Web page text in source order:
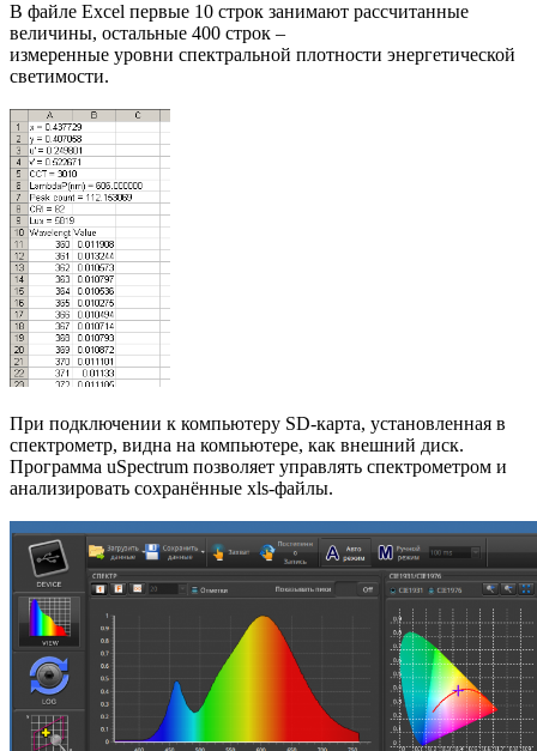
В файле Excel первые 10 строк занимают рассчитанные
величины, остальные 400 строк –
измеренные уровни спектральной плотности энергетической
светимости.
При подключении к компьютеру SD-карта, установленная в
спектрометр, видна на компьютере, как внешний диск.
Программа uSpectrum позволяет управлять спектрометром и
анализировать сохранённые xls-файлы.